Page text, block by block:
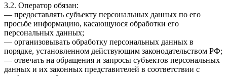
3.2. Оператор обязан:
— предоставлять субъекту персональных данных по его
просьбе информацию, касающуюся обработки его
персональных данных;
— организовывать обработку персональных данных в
порядке, установленном действующим законодательством РФ;
— отвечать на обращения и запросы субъектов персональных
данных и их законных представителей в соответствии с